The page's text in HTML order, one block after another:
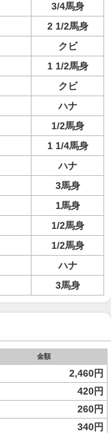
3/4馬身
2 1/2馬身
クビ
1 1/2馬身
クビ
ハナ
1/2馬身
1 1/4馬身
ハナ
3馬身
1馬身
1/2馬身
1/2馬身
ハナ
3馬身
金額
2,460円
420円
260円
340円